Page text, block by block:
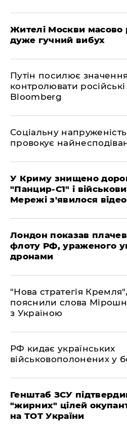
Жителі Москви масово
дуже гучний вибух
Путін посилює
контролювати російські
Bloomberg
Соціальну
провокує
У Криму знищено
"Панцир-С1" і
Мережі з'явилося
Лондон показав
флоту РФ, ураженого
дронами
"Нова стратегія
пояснили слова
з Україною
РФ кидає українських
військовополонених у
Генштаб ЗСУ
"жирних" цілей
на ТОТ України